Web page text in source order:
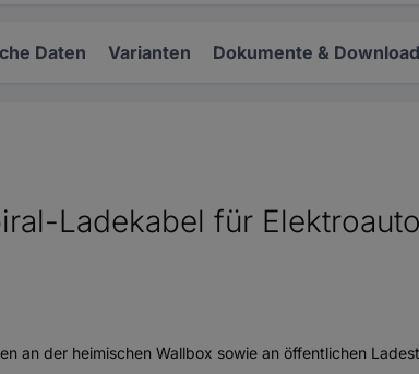
Daten Varianten Dokumente &
Ladekabel für
an der heimischen Wallbox sowie an öffentlichen